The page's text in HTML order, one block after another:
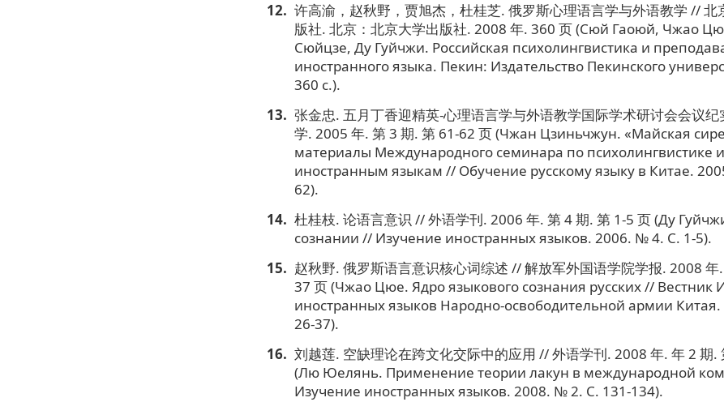
许高渝，赵秋野，贾旭杰，杜桂芝. 俄罗斯心理语言学与外语教学 // 北
版社. 北京：北京大学出版社. 2008 年. 360 页 (Сюй Гаоюй, Чжао
Сюйцзе, Ду Гуйчжи. Российская психолингвистика и
иностранного языка. Пекин: Издательство Пекинского
360 с.).
张金忠. 五月丁香迎精英-心理语言学与外语教学国际学术研讨会会议
学. 2005 年. 第 3 期. 第 61-62 页 (Чжан Цзиньчжун. «Майская
материалы Международного семинара по психолингвистике
иностранным языкам // Обучение русскому языку в Китае.
62).
杜桂枝. 论语言意识 // 外语学刊. 2006 年. 第 4 期. 第 1-5 页 (Ду
сознании // Изучение иностранных языков. 2006. № 4. C. 1-5).
赵秋野. 俄罗斯语言意识核心词综述 // 解放军外国语学院学报. 2008 年
37 页 (Чжао Цюе. Ядро языкового сознания русских // Вестник
иностранных языков Народно-освободительной армии
26-37).
刘越莲. 空缺理论在跨文化交际中的应用 // 外语学刊. 2008 年. 年 2 期.
(Лю Юелянь. Применение теории лакун в международной
Изучение иностранных языков. 2008. № 2. С. 131-134).